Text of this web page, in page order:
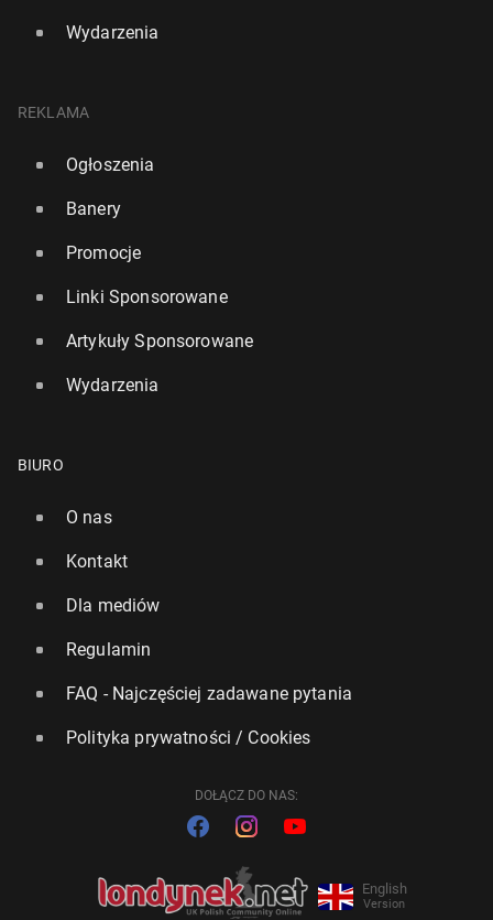
Wydarzenia
REKLAMA
Ogłoszenia
Banery
Promocje
Linki Sponsorowane
Artykuły Sponsorowane
Wydarzenia
BIURO
O nas
Kontakt
Dla mediów
Regulamin
FAQ - Najczęściej zadawane pytania
Polityka prywatności / Cookies
DOŁĄCZ DO NAS:
English
Version